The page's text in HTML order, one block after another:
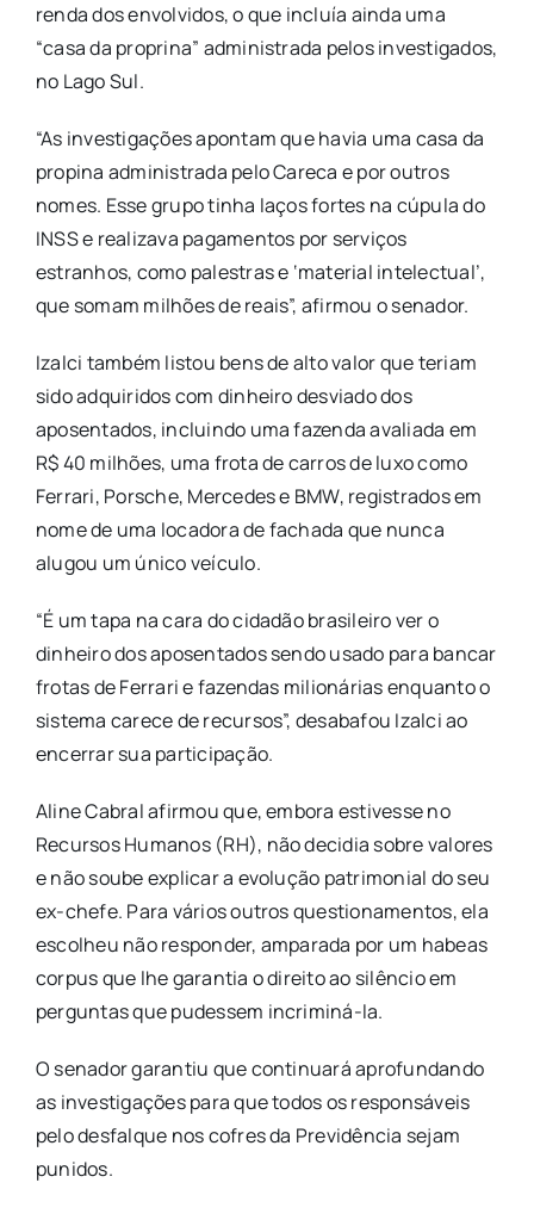
renda dos envolvidos, o que incluía ainda uma
“casa da proprina” administrada pelos investigados,
no Lago Sul.
“As investigações apontam que havia uma casa da
propina administrada pelo Careca e por outros
nomes. Esse grupo tinha laços fortes na cúpula do
INSS e realizava pagamentos por serviços
estranhos, como palestras e ‘material intelectual’,
que somam milhões de reais”, afirmou o senador.
Izalci também listou bens de alto valor que teriam
sido adquiridos com dinheiro desviado dos
aposentados, incluindo uma fazenda avaliada em
R$ 40 milhões, uma frota de carros de luxo como
Ferrari, Porsche, Mercedes e BMW, registrados em
nome de uma locadora de fachada que nunca
alugou um único veículo.
“É um tapa na cara do cidadão brasileiro ver o
dinheiro dos aposentados sendo usado para bancar
frotas de Ferrari e fazendas milionárias enquanto o
sistema carece de recursos”, desabafou Izalci ao
encerrar sua participação.
Aline Cabral afirmou que, embora estivesse no
Recursos Humanos (RH), não decidia sobre valores
e não soube explicar a evolução patrimonial do seu
ex-chefe. Para vários outros questionamentos, ela
escolheu não responder, amparada por um habeas
corpus que lhe garantia o direito ao silêncio em
perguntas que pudessem incriminá-la.
O senador garantiu que continuará aprofundando
as investigações para que todos os responsáveis
pelo desfalque nos cofres da Previdência sejam
punidos.